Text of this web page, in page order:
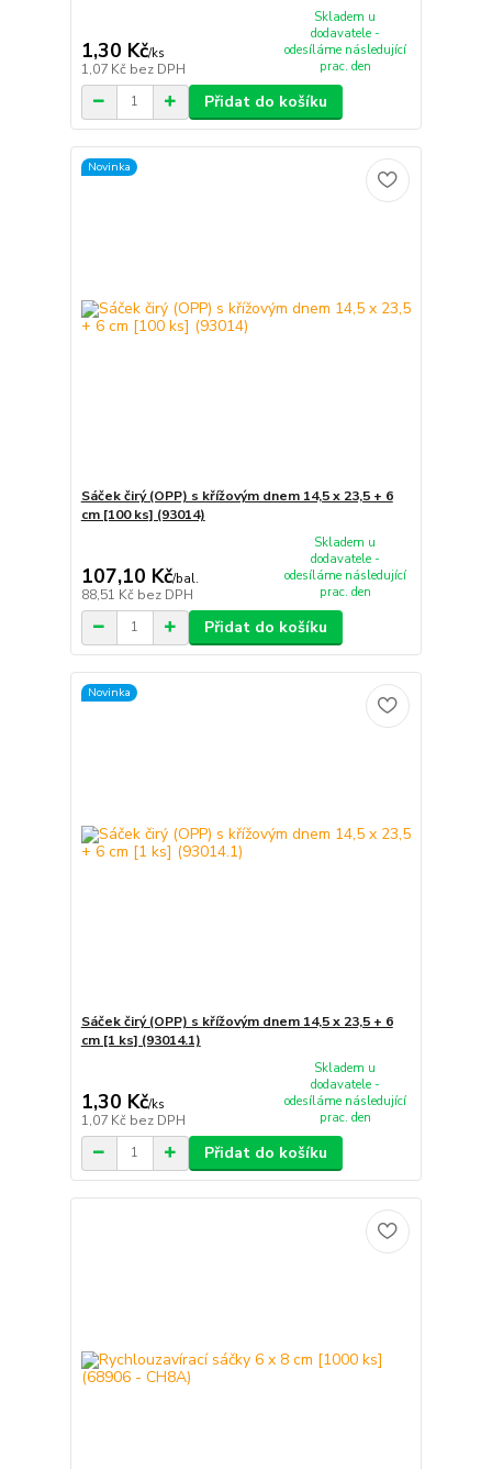
1,30 Kč/ks
1,07 Kč bez DPH
Skladem u
dodavatele -
odesíláme následující
prac. den
Přidat do košíku
Novinka
Sáček čirý (OPP) s křížovým dnem 14,5 x 23,5 + 6
cm [100 ks] (93014)
107,10 Kč/bal.
88,51 Kč bez DPH
Skladem u
dodavatele -
odesíláme následující
prac. den
Přidat do košíku
Novinka
Sáček čirý (OPP) s křížovým dnem 14,5 x 23,5 + 6
cm [1 ks] (93014.1)
1,30 Kč/ks
1,07 Kč bez DPH
Skladem u
dodavatele -
odesíláme následující
prac. den
Přidat do košíku